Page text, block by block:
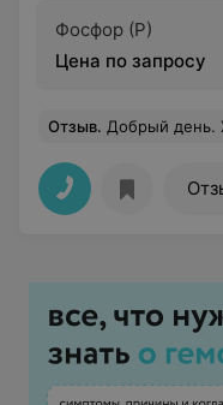
Фосфор (P)
Цена по запросу
Отзыв. Добрый день. Хочу выразить слова благодарности врачу неврологу УЗ